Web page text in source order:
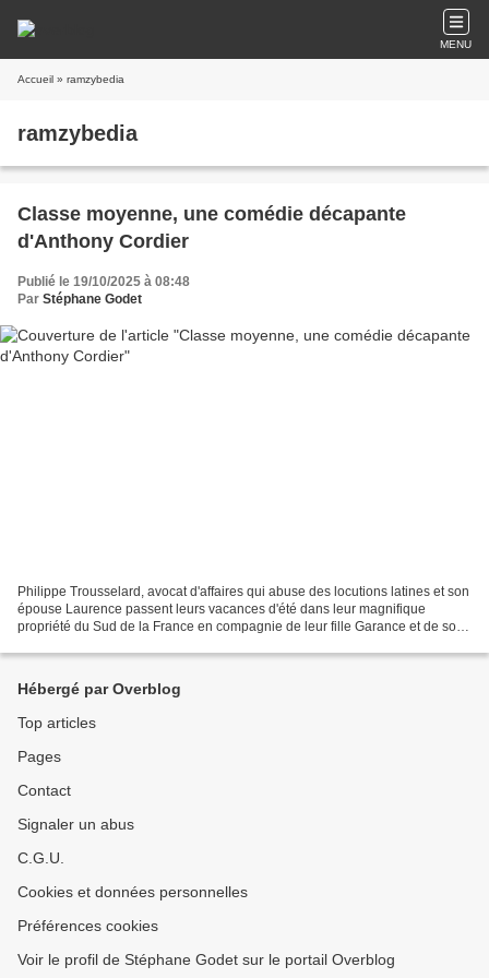
MENU
Accueil » ramzybedia
ramzybedia
Classe moyenne, une comédie décapante
d'Anthony Cordier
Publié le 19/10/2025 à 08:48
Par Stéphane Godet
Philippe Trousselard, avocat d'affaires qui abuse des locutions latines et son
épouse Laurence passent leurs vacances d'été dans leur magnifique
propriété du Sud de la France en compagnie de leur fille Garance et de son
Hébergé par Overblog
Top articles
Pages
Contact
Signaler un abus
C.G.U.
Cookies et données personnelles
Préférences cookies
Voir le profil de Stéphane Godet sur le portail Overblog